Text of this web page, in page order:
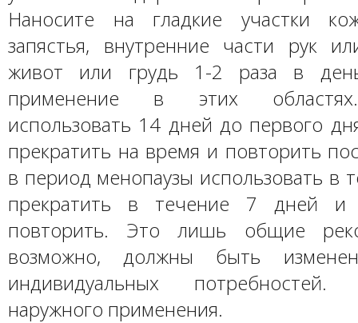
Наносите на гладкие участки
запястья, внутренние части рук
живот или грудь 1-2 раза в
применение в этих
использовать 14 дней до первого
прекратить на время и повторить
в период менопаузы использовать в
прекратить в течение 7 дней и
повторить. Это лишь общие
возможно, должны быть
индивидуальных
наружного применения.